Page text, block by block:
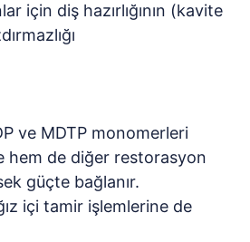
için diş hazırlığının (kavite
ve MDTP monomerleri
hem de diğer restorasyon
güçte bağlanır.
içi tamir işlemlerine de